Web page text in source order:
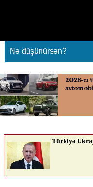
Nə düşünürsən?